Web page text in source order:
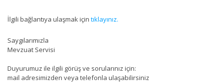
İlgili bağlantıya ulaşmak için tıklayınız.
Saygılarımızla
Mevzuat Servisi
Duyurumuz ile ilgili görüş ve sorularınız için:
mail adresimizden veya telefonla ulaşabilirsiniz